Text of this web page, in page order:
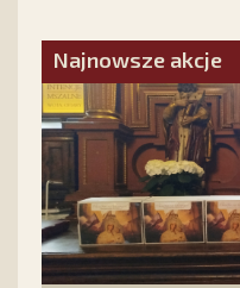
Odpowiedzmy na
obojętni!
Najnowsze akcje